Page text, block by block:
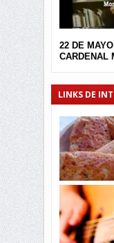
22 DE
CARDENAL
LINKS DE